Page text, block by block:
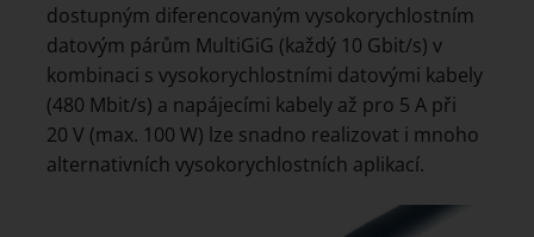
dostupným diferencovaným vysokorychlostním
datovým párům MultiGiG (každý 10 Gbit/s) v
kombinaci s vysokorychlostními datovými kabely
(480 Mbit/s) a napájecími kabely až pro 5 A při
20 V (max. 100 W) lze snadno realizovat i mnoho
alternativních vysokorychlostních aplikací.